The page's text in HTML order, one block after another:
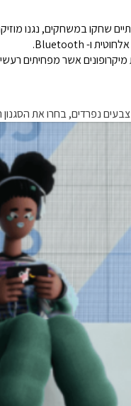
אשר מפחיתים רעשי רקע. הוא